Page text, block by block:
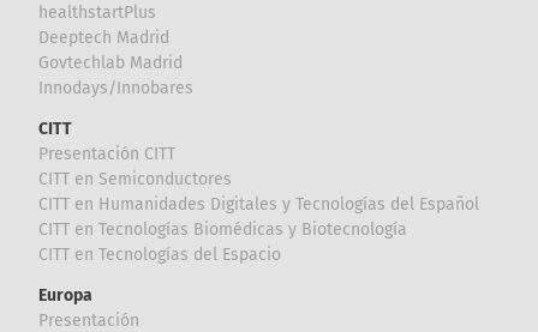
healthstartPlus
Deeptech Madrid
Govtechlab Madrid
Innodays/Innobares
CITT
Presentación CITT
CITT en Semiconductores
CITT en Humanidades Digitales y Tecnologías del Español
CITT en Tecnologías Biomédicas y Biotecnología
CITT en Tecnologías del Espacio
Europa
Presentación